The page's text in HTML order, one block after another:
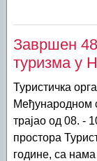
Завршен
туризма у
Туристичка
Међународном
трајао од 08. -
простора
године, са